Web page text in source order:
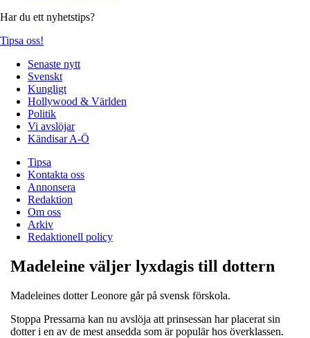
Har du ett nyhetstips?
Tipsa oss!
Senaste nytt
Svenskt
Kungligt
Hollywood & Världen
Politik
Vi avslöjar
Kändisar A-Ö
Tipsa
Kontakta oss
Annonsera
Redaktion
Om oss
Arkiv
Redaktionell policy
Madeleine väljer lyxdagis till dottern
Madeleines dotter Leonore går på svensk förskola.
Stoppa Pressarna kan nu avslöja att prinsessan har placerat sin
dotter i en av de mest ansedda som är populär hos överklassen.